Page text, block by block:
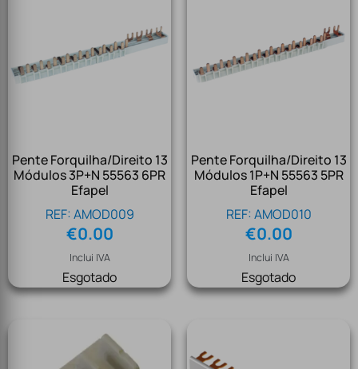
Pente Forquilha/Direito 13
Módulos 3P+N 55563 6PR
Efapel
REF: AMOD009
€0.00
Inclui IVA
Esgotado
Pente Forquilha/Direito 13
Módulos 1P+N 55563 5PR
Efapel
REF: AMOD010
€0.00
Inclui IVA
Esgotado